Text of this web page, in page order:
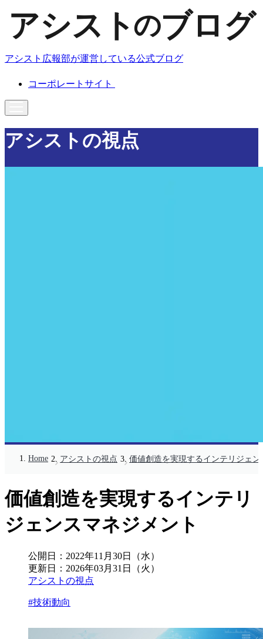
アシスト広報部が運営している公式ブログ
コーポレートサイト
アシストの視点
Home アシストの視点 価値創造を実現するインテリジェ
価値創造を実現するインテリ
ジェンスマネジメント
公開日： 2022年11月30日（水）
更新日： 2026年03月31日（火）
アシストの視点
#技術動向